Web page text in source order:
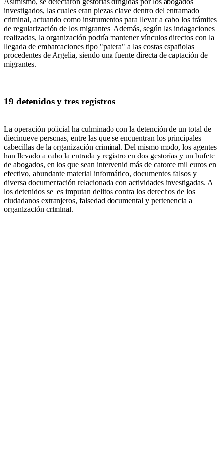
investigados, las cuales eran piezas clave dentro del entramado
criminal, actuando como instrumentos para llevar a cabo los trámites
de regularización de los migrantes. Además, según las indagaciones
realizadas, la organización podría mantener vínculos directos con la
llegada de embarcaciones tipo "patera" a las costas españolas
procedentes de Argelia, siendo una fuente directa de captación de
migrantes.
19 detenidos y tres registros
La operación policial ha culminado con la detención de un total de
diecinueve personas, entre las que se encuentran los principales
cabecillas de la organización criminal. Del mismo modo, los agentes
han llevado a cabo la entrada y registro en dos gestorías y un bufete
de abogados, en los que sean intervenid más de catorce mil euros en
efectivo, abundante material informático, documentos falsos y
diversa documentación relacionada con actividades investigadas. A
los detenidos se les imputan delitos contra los derechos de los
ciudadanos extranjeros, falsedad documental y pertenencia a
organización criminal.